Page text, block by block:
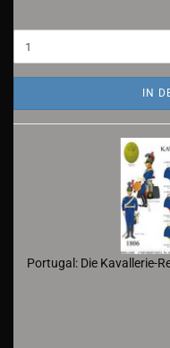
IN
Portugal: Die Kavallerie-